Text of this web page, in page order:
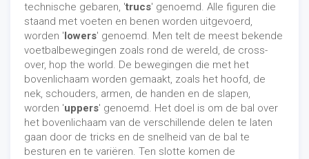
technische gebaren, 'trucs' genoemd. Alle figuren die
staand met voeten en benen worden uitgevoerd,
worden ' lowers' genoemd. Men telt de meest bekende
voetbalbewegingen zoals rond de wereld, de cross-
over, hop the world. De bewegingen die met het
bovenlichaam worden gemaakt, zoals het hoofd, de
nek, schouders, armen, de handen en de slapen,
worden 'uppers' genoemd. Het doel is om de bal over
het bovenlichaam van de verschillende delen te laten
gaan door de tricks en de snelheid van de bal te
besturen en te variëren. Ten slotte komen de